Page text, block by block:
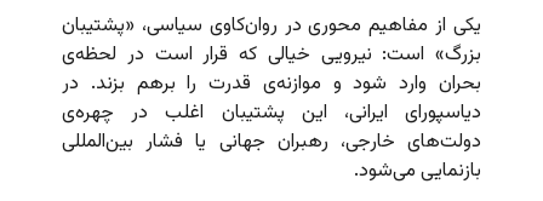
یکی از مفاهیم محوری در روان‌کاوی سیاسی، «پشتیبان
بزرگ» است: نیرویی خیالی که قرار است در لحظه‌ی
بحران وارد شود و موازنه‌ی قدرت را برهم بزند. در
دیاسپورای ایرانی، این پشتیبان اغلب در چهره‌ی
دولت‌های خارجی، رهبران جهانی یا فشار بین‌المللی
بازنمایی می‌شود.